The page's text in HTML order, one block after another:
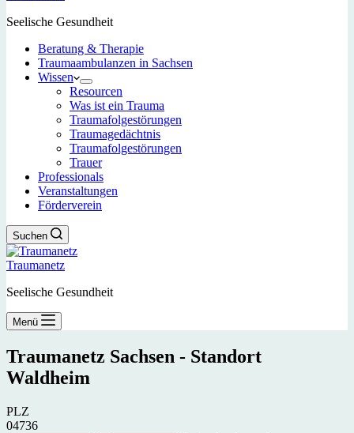
Seelische Gesundheit
Beratung & Therapie
Traumaambulanzen in Sachsen
Wissen
Resourcen
Was ist ein Trauma
Traumafolgestörungen
Traumagedächtnis
Traumafolgestörungen
Trauer
Professionals
Veranstaltungen
Förderverein
Suchen
Traumanetz
Seelische Gesundheit
Menü
Traumanetz Sachsen - Standort
Waldheim
PLZ
04736